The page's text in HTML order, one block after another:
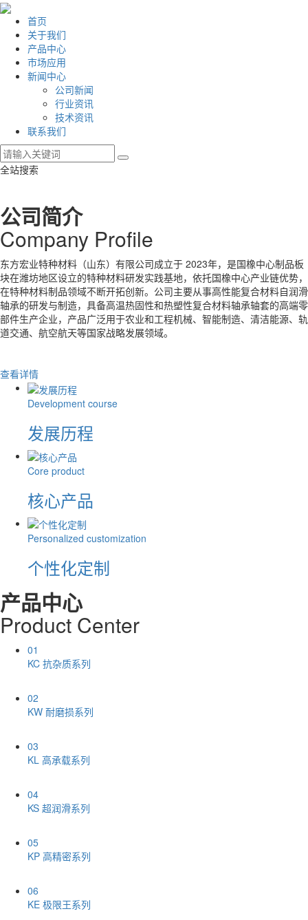
首页
关于我们
产品中心
市场应用
新闻中心
公司新闻
行业资讯
技术资讯
联系我们
全站搜索
公司简介
Company Profile
东方宏业特种材料（山东）有限公司成立于 2023年，是国橡中心制品板
块在潍坊地区设立的特种材料研发实践基地，依托国橡中心产业链优势，
在特种材料制品领域不断开拓创新。公司主要从事高性能复合材料自润滑
轴承的研发与制造，具备高温热固性和热塑性复合材料轴承轴套的高端零
部件生产企业，产品广泛用于农业和工程机械、智能制造、清洁能源、轨
道交通、航空航天等国家战略发展领域。
查看详情
Development course
发展历程
Core product
核心产品
Personalized customization
个性化定制
产品中心
Product Center
01
KC 抗杂质系列
02
KW 耐磨损系列
03
KL 高承载系列
04
KS 超润滑系列
05
KP 高精密系列
06
KE 极限王系列